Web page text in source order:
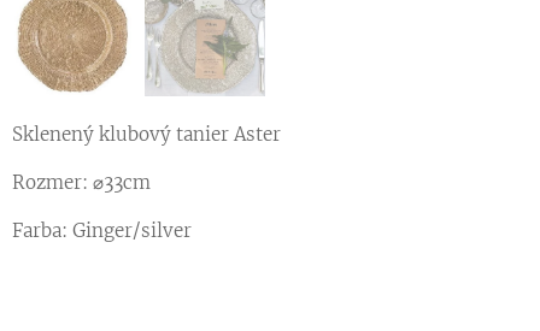
Sklenený klubový tanier Aster
Rozmer: ⌀33cm
Farba: Ginger/silver